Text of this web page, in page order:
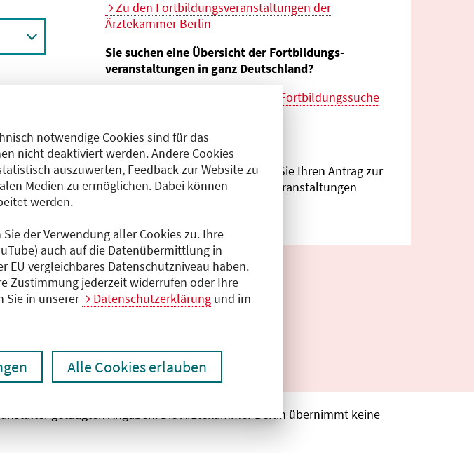
notwendige Cookies sind für das
nicht deaktiviert werden. Andere Cookies
auszuwerten, Feedback zur Website zu
Medien zu ermöglichen. Dabei können
werden.
der Verwendung aller Cookies zu. Ihre
auch auf die Datenübermittlung in
EU vergleichbares Datenschutzniveau haben.
Zustimmung jederzeit widerrufen oder Ihre
Sie in unserer
Datenschutzerklärung und im
Alle Cookies erlauben
Zu den Fortbildungs­veranstaltungen der
Ärztekammer Berlin
Sie suchen eine Übersicht der Fortbildungs­
veranstaltungen in ganz Deutschland?
bundes­weiten Fortbildungs­suche
Sie sind Veranstalter?
Im
CME-Antragsportalkönnen Sie Ihren Antrag zur
Anerkennung von Fortbildungs­veranstaltungen
getätigten Angaben. Die Ärztekammer Berlin übernimmt keine